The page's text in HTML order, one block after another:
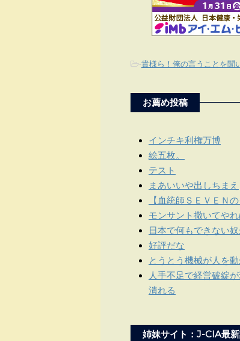
-貴様ら！俺の言うことを聞
お薦め投稿
インチキ利権万博
絵五枚。
テスト
まあいいや出しちまえ
【血統師ＳＥＶＥＮ
モンサント撒いてや
日本で何もできない
好評だな
とうとう機械が人を
人手不足で経営破綻
潰れる
姉妹サイト：J-CIA最